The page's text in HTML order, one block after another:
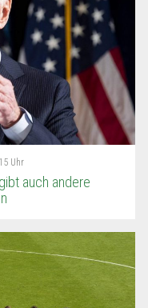
Uhr
auch andere